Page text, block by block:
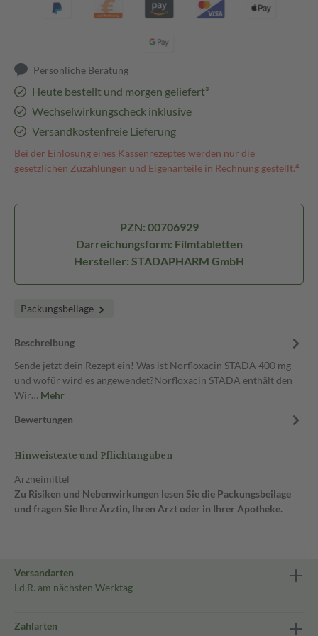
Persönliche Beratung
Heute bestellt und morgen geliefert³
Wechselwirkungscheck inklusive
Versandkostenfreie Lieferung
Bei der Einlösung eines Kassenrezeptes werden nur die
gesetzlichen Zuzahlungen und Eigenanteile in Rechnung gestellt.⁴
PZN: 00706929
Darreichungsform: Filmtabletten
Hersteller: STADAPHARM GmbH
Packungsbeilage
Beschreibung
Sende jetzt dein Rezept ein! Was ist Norfloxacin STADA 400 mg
und wofür wird es angewendet?Norfloxacin STADA enthält den
Wir… Mehr
Bewertungen
Hinweistexte und Pflichtangaben
Arzneimittel
Zu Risiken und Nebenwirkungen lesen Sie die Packungsbeilage
und fragen Sie Ihre Ärztin, Ihren Arzt oder in Ihrer Apotheke.
Versandarten
i.d.R. am nächsten Werktag
Zahlarten